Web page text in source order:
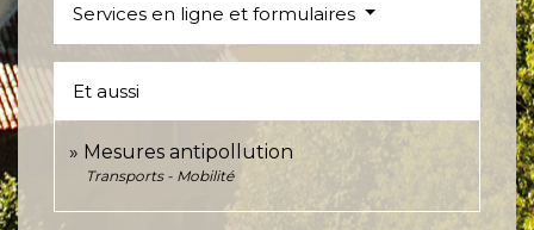
Services en ligne et formulaires
Et aussi
Mesures antipollution
Transports - Mobilité